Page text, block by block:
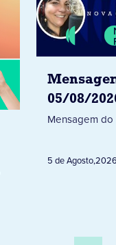
05/08/
Mensagem do
5 de Agosto,